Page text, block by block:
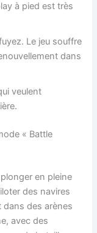
à pied est très
Le jeu souffre
dans
veulent
« Battle
en pleine
des navires
dans des arènes
avec des